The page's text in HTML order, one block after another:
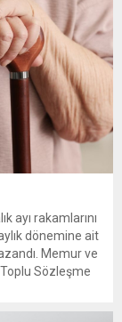
ayı rakamlarını
dönemine ait
Memur ve
Sözleşme